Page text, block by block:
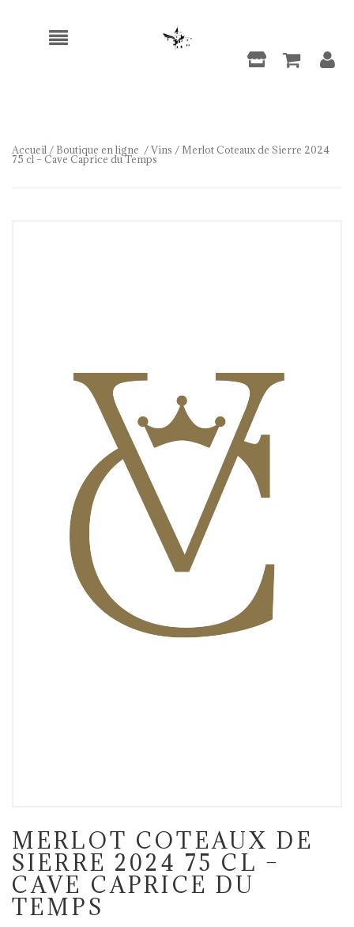
Accueil / Boutique en ligne /Vins / Merlot Coteaux de Sierre 2024
75 cl – Cave Caprice du Temps
MERLOT COTEAUX DE
SIERRE 2024 75 CL –
CAVE CAPRICE DU
TEMPS